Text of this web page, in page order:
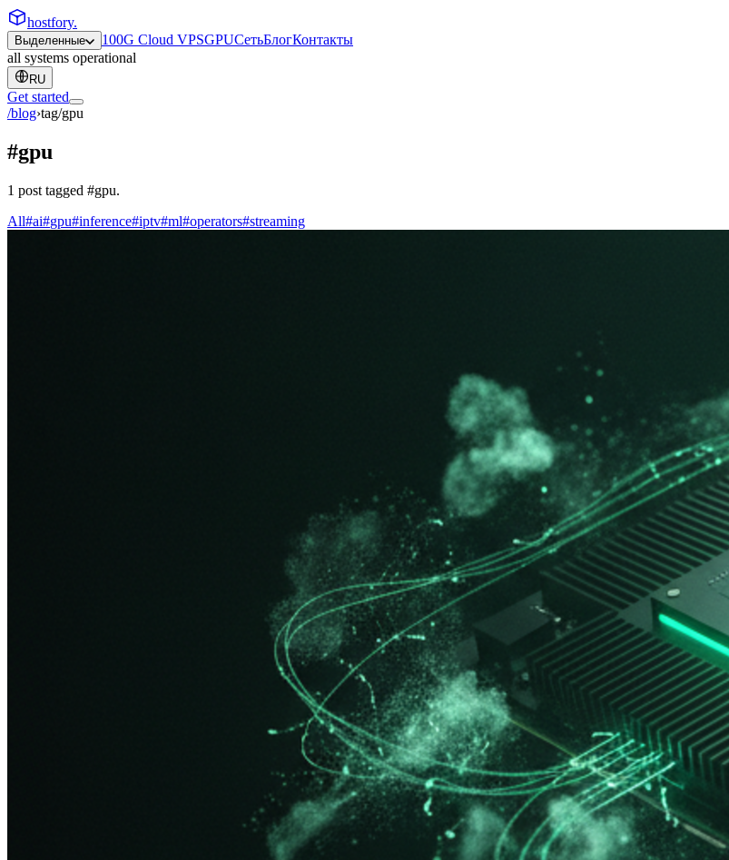
hostfory.
Выделенные 100G Cloud VPSGPUСетьБлогКонтакты
all systems operational
RU
Get started
/blog›tag/gpu
#gpu
1 post tagged #gpu.
All#ai#gpu#inference#iptv#ml#operators#streaming